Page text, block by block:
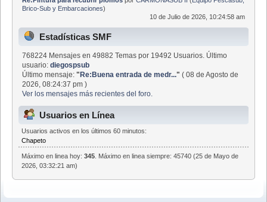
Brico-Sub y Embarcaciones)
10 de Julio de 2026, 10:24:58 am
Estadísticas SMF
768224 Mensajes en 49882 Temas por 19492 Usuarios. Último
usuario:diegospsub
Último mensaje:"Re:Buena entrada de medr..." ( 08 de Agosto de
2026, 08:24:37 pm )
Ver los mensajes más recientes del foro.
Usuarios en Línea
Usuarios activos en los últimos 60 minutos:
Chapeto
Máximo en linea hoy:345 . Máximo en linea siempre: 45740 (25 de Mayo de
2026, 03:32:21 am)